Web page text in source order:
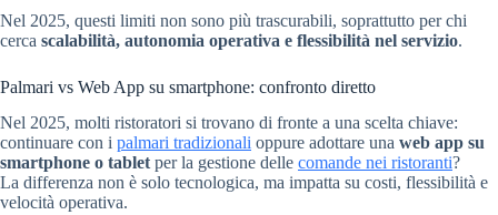
Nel 2025, questi limiti non sono più trascurabili, soprattutto per chi
cerca scalabilità, autonomia operativa e flessibilità nel servizio.
Palmari vs Web App su smartphone: confronto diretto
Nel 2025, molti ristoratori si trovano di fronte a una scelta chiave:
continuare con i palmari tradizionali oppure adottare una web app su
smartphone o tablet per la gestione delle comande nei ristoranti?
La differenza non è solo tecnologica, ma impatta su costi, flessibilità e
velocità operativa.